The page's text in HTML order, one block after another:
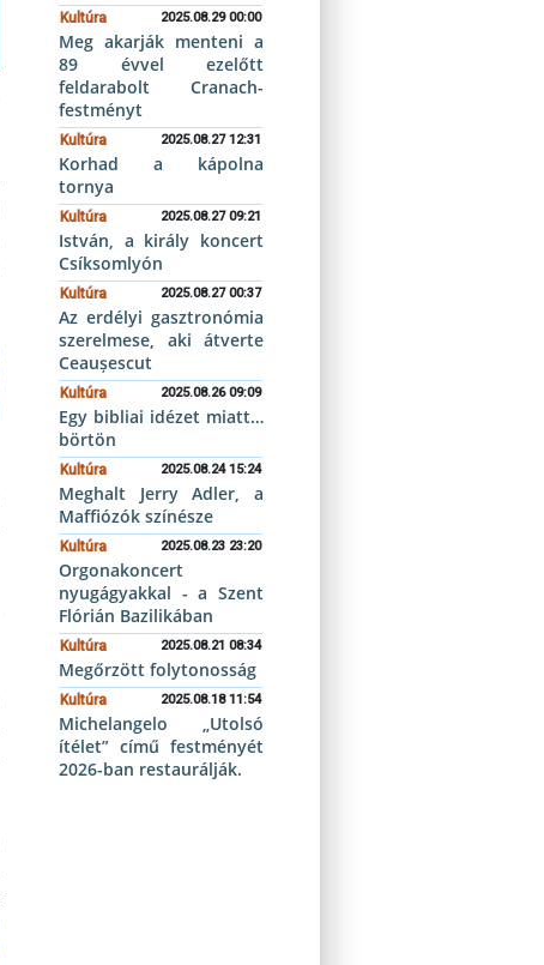
Kultúra 2025.08.29 00:00
Meg akarják menteni a
89 évvel ezelőtt
feldarabolt Cranach-
festményt
Kultúra 2025.08.27 12:31
Korhad a kápolna
tornya
Kultúra 2025.08.27 09:21
István, a király koncert
Csíksomlyón
Kultúra 2025.08.27 00:37
Az erdélyi gasztronómia
szerelmese, aki átverte
Ceaușescut
Kultúra 2025.08.26 09:09
Egy bibliai idézet miatt…
börtön
Kultúra 2025.08.24 15:24
Meghalt Jerry Adler, a
Maffiózók színésze
Kultúra 2025.08.23 23:20
Orgonakoncert
nyugágyakkal - a Szent
Flórián Bazilikában
Kultúra 2025.08.21 08:34
Megőrzött folytonosság
Kultúra 2025.08.18 11:54
Michelangelo „Utolsó
ítélet” című festményét
2026-ban restaurálják.